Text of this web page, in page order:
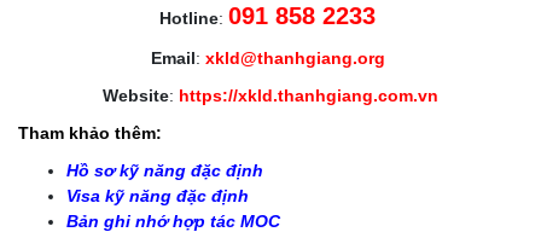
Hotline: 091 858 2233
Email: xkld@thanhgiang.org
Website: https://xkld.thanhgiang.com.vn
Tham khảo thêm:
Hồ sơ kỹ năng đặc định
Visa kỹ năng đặc định
Bản ghi nhớ hợp tác MOC